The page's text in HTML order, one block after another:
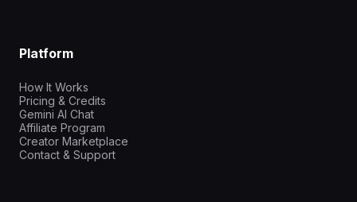
Platform
How It Works
Pricing & Credits
Gemini AI Chat
Affiliate Program
Creator Marketplace
Contact & Support